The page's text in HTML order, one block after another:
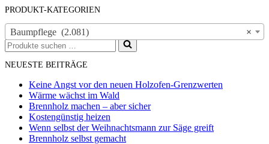
PRODUKT-KATEGORIEN
×
Baumpflege (2.081)
Suchen
nach …
NEUESTE BEITRÄGE
Keine Angst vor den neuen Holzofen-Grenzwerten
Wärme wächst im Wald
Brennholz machen – aber sicher
Kostengünstig heizen
Wenn selbst der Weihnachtsmann zur Säge greift
Brennholz selbst gemacht